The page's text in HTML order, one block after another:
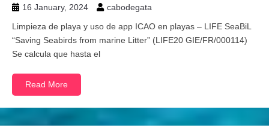
16 January, 2024
cabodegata
Limpieza de playa y uso de app ICAO en playas – LIFE SeaBiL
“Saving Seabirds from marine Litter” (LIFE20 GIE/FR/000114)
Se calcula que hasta el
Read More